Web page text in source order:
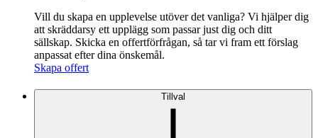
Vill du skapa en upplevelse utöver det vanliga? Vi hjälper dig
att skräddarsy ett upplägg som passar just dig och ditt
sällskap. Skicka en offertförfrågan, så tar vi fram ett förslag
anpassat efter dina önskemål.
Skapa offert
Tillval